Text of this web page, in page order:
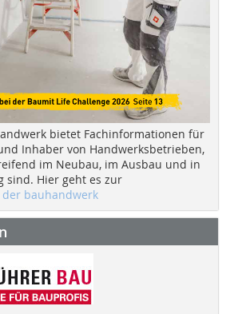
bietet Fachinformationen für
Inhaber von Handwerksbetrieben,
im Neubau, im Ausbau und in
sind. Hier geht es zur
bauhandwerk